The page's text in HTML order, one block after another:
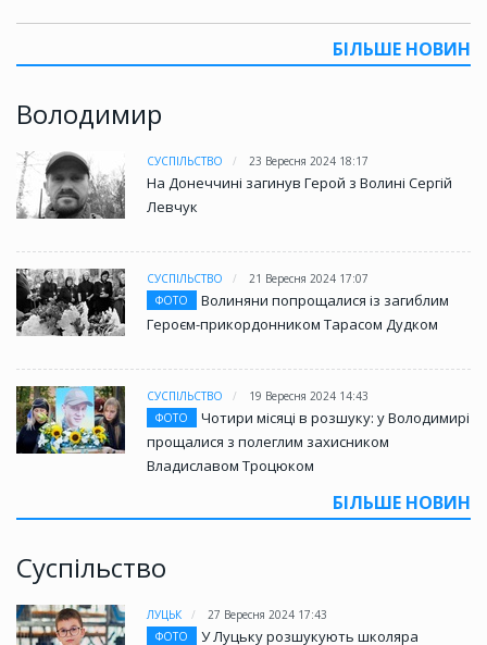
БІЛЬШЕ НОВИН
Володимир
СУСПІЛЬСТВО 23 Вересня 2024 18:17
На Донеччині загинув Герой з Волині Сергій
Левчук
СУСПІЛЬСТВО
21 Вересня 2024 17:07
ФОТО
Волиняни попрощалися із загиблим
Героєм-прикордонником Тарасом Дудком
СУСПІЛЬСТВО
19 Вересня 2024 14:43
ФОТО
Чотири місяці в розшуку: у Володимирі
прощалися з полеглим захисником
Владиславом Троцюком
БІЛЬШЕ НОВИН
Суспільство
ЛУЦЬК
27 Вересня 2024 17:43
ФОТО
У Луцьку розшукують школяра